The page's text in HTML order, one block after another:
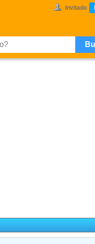
Invitado